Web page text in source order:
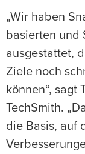
„Wir haben
basierten und
ausgestattet,
Ziele noch
können“, sagt
TechSmith.
die Basis, auf